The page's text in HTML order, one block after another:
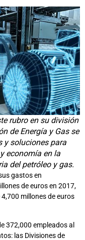
rubro en su división
de Energía y Gas se
y soluciones para
economía en la
del petróleo y gas.
gastos en
de euros en 2017,
millones de euros
372,000 empleados al
las Divisiones de